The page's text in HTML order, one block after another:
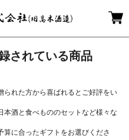
されている商品
られた方から喜ばれるとご好評をい
本酒と食べもののセットなど様々な
に合ったギフトをお選びくださ